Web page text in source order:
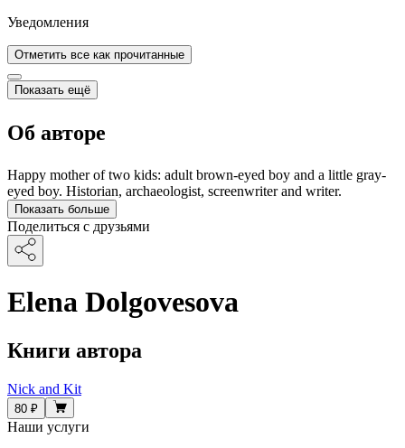
Уведомления
Отметить все как прочитанные
Показать ещё
Об авторе
Happy mother of two kids: adult brown-eyed boy and a little gray-
eyed boy. Historian, archaeologist, screenwriter and writer.
Показать больше
Поделиться с друзьями
Elena Dolgovesova
Книги автора
Nick and Kit
80 ₽
Наши услуги